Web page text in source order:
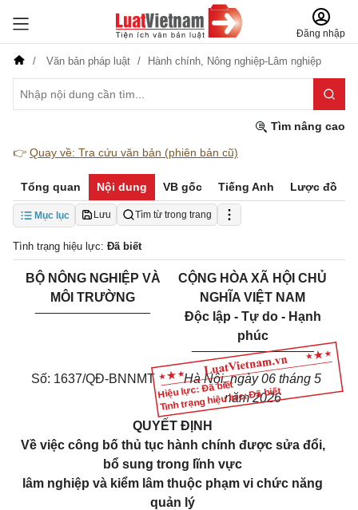
Đăng nhập
Văn bản pháp luật Hành chính, Nông nghiệp-Lâm nghiệp
Tìm nâng cao
👉 Quay về: Tra cứu văn bản (phiên bản cũ)
Tổng quan Nội dung VB gốc Tiếng Anh Lược đồ
Mục lục Lưu Tìm từ trong trang
Tình trạng hiệu lực: Đã biết
Hiệu lực: Đã biết
Tình trạng hiệu lực: Đã biết
BỘ NÔNG NGHIỆP VÀ
MÔI TRƯỜNG
CỘNG HÒA XÃ HỘI CHỦ
NGHĨA VIỆT NAM
Độc lập - Tự do - Hạnh
phúc
_________________
Số: 1637/QĐ-BNNMT
Hà Nội, ngày 06 tháng 5
năm 2026
QUYẾT ĐỊNH
Về việc công bố thủ tục hành chính được sửa đổi,
bổ sung trong lĩnh vực
lâm nghiệp và kiểm lâm thuộc phạm vi chức năng
quản lý